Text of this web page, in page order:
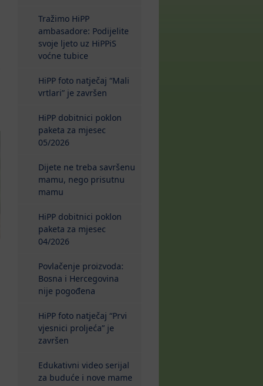
Tražimo HiPP
ambasadore: Podijelite
svoje ljeto uz HiPPiS
voćne tubice
HiPP foto natječaj “Mali
vrtlari” je završen
HiPP dobitnici poklon
paketa za mjesec
05/2026
Dijete ne treba savršenu
mamu, nego prisutnu
mamu
HiPP dobitnici poklon
paketa za mjesec
04/2026
Povlačenje proizvoda:
Bosna i Hercegovina
nije pogođena
HiPP foto natječaj “Prvi
vjesnici proljeća” je
završen
Edukativni video serijal
za buduće i nove mame